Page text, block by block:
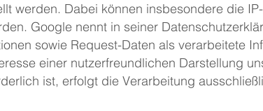
werden. Dabei können insbesondere die
Google nennt in seiner
sowie Request-Daten als verarbeitete
einer nutzerfreundlichen Darstellung
ist, erfolgt die Verarbeitung